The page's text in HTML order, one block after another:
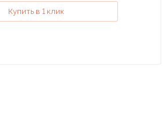
Купить в 1 клик